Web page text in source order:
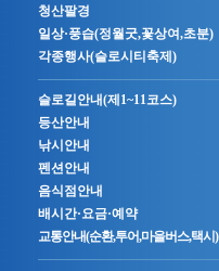
청산팔경
일상·풍습(정월굿,꽃상여,초분)
각종행사(슬로시티축제)
슬로길안내(제1~11코스)
등산안내
낚시안내
펜션안내
음식점안내
배시간·요금·예약
교통안내(순환,투어,마을버스,택시)